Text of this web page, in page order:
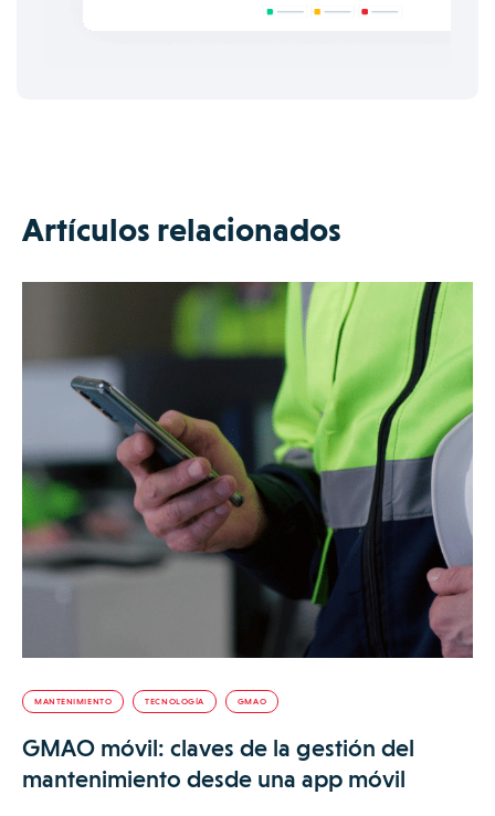
Artículos relacionados
MANTENIMIENTO TECNOLOGÍA GMAO
GMAO móvil: claves de la gestión del
mantenimiento desde una app móvil